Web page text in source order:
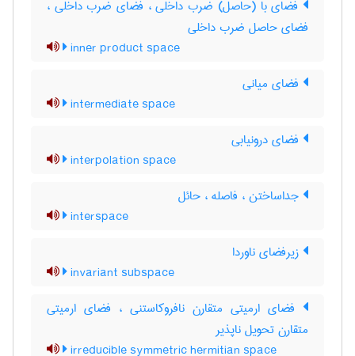
فضای با (حاصل) ضرب داخلی ، فضای ضرب داخلی ،
فضای حاصل ضرب داخلی
inner product space
فضای میانی
intermediate space
فضای درونیابی
interpolation space
جداساختن ، فاصله ، حائل
interspace
زیرفضای ناوردا
invariant subspace
فضای ارمیتی متقارن نافروکاستنی ، فضای ارمیتی
متقارن تحویل ناپذیر
irreducible symmetric hermitian space